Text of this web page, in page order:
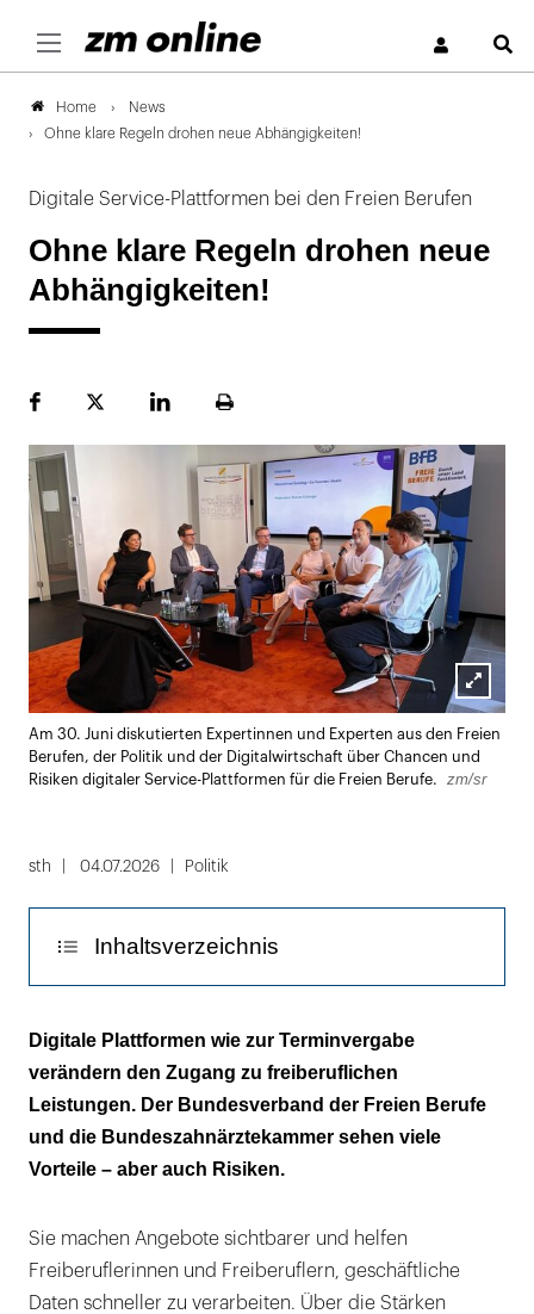
Home
News
Ohne klare Regeln drohen neue Abhängigkeiten!
Digitale Service-Plattformen bei den Freien Berufen
Ohne klare Regeln drohen neue
Abhängigkeiten!
FacebookPlattformLinekdInSeite
Lightbox
öffnen
Am 30. Juni diskutierten Expertinnen und Experten aus den Freien
Berufen, der Politik und der Digitalwirtschaft über Chancen und
Risiken digitaler Service-Plattformen für die Freien Berufe.
zm/sr
sth 04.07.2026 Politik
Inhaltsverzeichnis
So sieht es in der Zahnmedizin aus
Wie kann eine faire digitale Ordnung
aussehen?
Wettbewerb ja, Monolpolisierung nein
Digitale Plattformen wie zur Terminvergabe
verändern den Zugang zu freiberuflichen
Leistungen. Der Bundesverband der Freien Berufe
und die Bundeszahnärztekammer sehen viele
Vorteile – aber auch Risiken.
Sie machen Angebote sichtbarer und helfen
Freiberuflerinnen und Freiberuflern, geschäftliche
Daten schneller zu verarbeiten. Über die Stärken